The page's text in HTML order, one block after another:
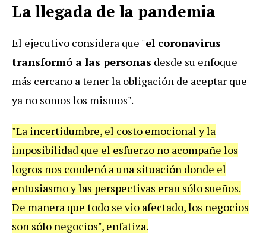
La llegada de la pandemia
El ejecutivo considera que "el coronavirus
transformó a las personas desde su enfoque
más cercano a tener la obligación de aceptar que
ya no somos los mismos".
"La incertidumbre, el costo emocional y la
imposibilidad que el esfuerzo no acompañe los
logros nos condenó a una situación donde el
entusiasmo y las perspectivas eran sólo sueños.
De manera que todo se vio afectado, los negocios
son sólo negocios", enfatiza.